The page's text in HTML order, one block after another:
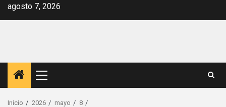
Saltar
agosto 7, 2026
Menú
principal
Inicio 2026 mayo
8